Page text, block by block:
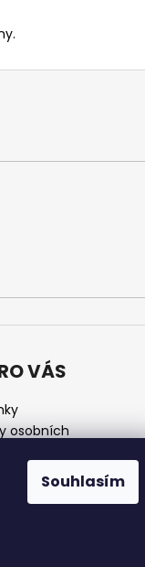
Souhlasím
VÁS
osobních
zboží